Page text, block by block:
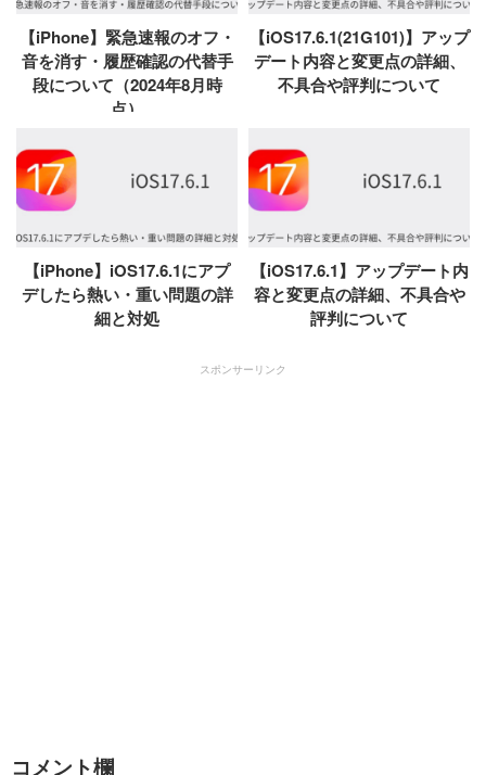
【iPhone】緊急速報のオフ・
音を消す・履歴確認の代替手
段について（2024年8月時
点）
【iOS17.6.1(21G101)】アップ
デート内容と変更点の詳細、
不具合や評判について
【iPhone】iOS17.6.1にアプ
デしたら熱い・重い問題の詳
細と対処
【iOS17.6.1】アップデート内
容と変更点の詳細、不具合や
評判について
スポンサーリンク
コメント欄